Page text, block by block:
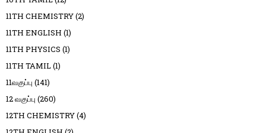
11TH CHEMISTRY(2)
11TH ENGLISH (1)
11TH PHYSICS (1)
11TH TAMIL(1)
11வகுப்பு (141)
12 வகுப்பு (260)
12TH CHEMISTRY(4)